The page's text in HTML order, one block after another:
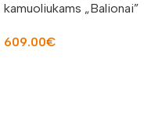
kamuoliukams „Balionai”
609.00€